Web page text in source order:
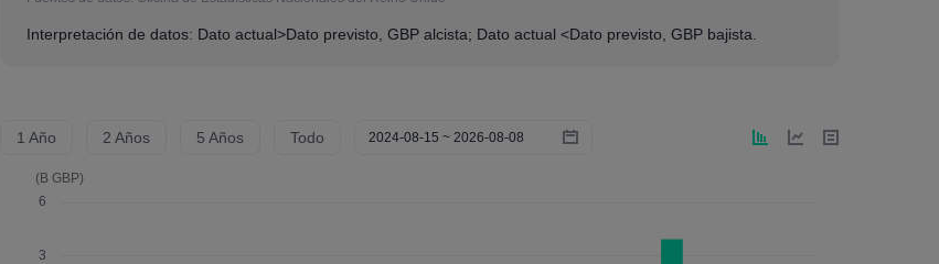
Interpretación de datos: Dato actual>Dato previsto, GBP alcista; Dato actual <Dato previsto, GBP bajista.
1 Año 2 Años 5 Años Todo